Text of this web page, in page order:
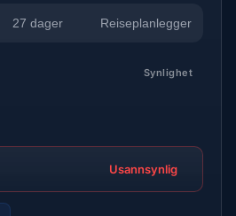
27 dager Reiseplanlegger
Synlighet
Usannsynlig